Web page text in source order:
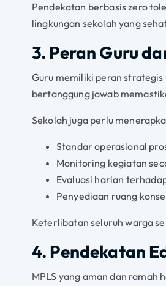
Pendekatan berbasis zero
lingkungan sekolah yang
3. Peran Guru
Guru memiliki peran
bertanggung jawab
Sekolah juga perlu
Standar operasional
Monitoring kegiatan
Evaluasi harian
Penyediaan ruang
Keterlibatan seluruh warga
4. Pendekatan
MPLS yang aman dan